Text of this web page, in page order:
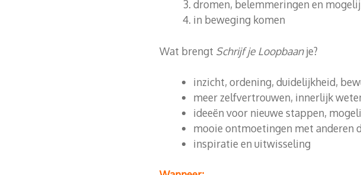
dromen, belemmeringen en
in beweging komen
Wat brengt Schrijf je Loopbaanje?
inzicht, ordening, duidelijkheid,
meer zelfvertrouwen, innerlijk
ideeën voor nieuwe stappen,
mooie ontmoetingen met anderen
inspiratie en uitwisseling